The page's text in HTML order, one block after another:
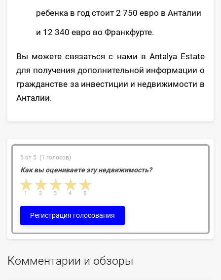
ребенка в год стоит 2 750 евро в Анталии
и 12 340 евро во Франкфурте.
Вы можете связаться с нами в Antalya Estate
для получения дополнительной информации о
гражданстве за инвестиции и недвижимости в
Анталии.
5 от 5 (1 голосов)
Как вы оцениваете эту недвижимость?
4 stars
3 stars
2 stars
1 star 5
4
3
2
1
Регистрация голосования
Комментарии и обзоры